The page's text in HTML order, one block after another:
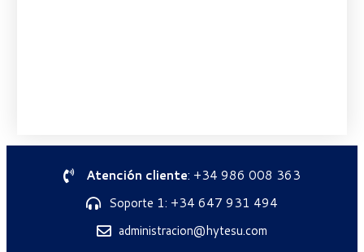
Atención cliente: +34 986 008 363
Soporte 1: +34 647 931 494
administracion@hytesu.com